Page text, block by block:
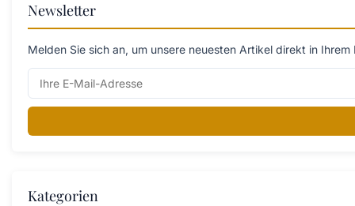
Newsletter
Melden Sie sich an, um unsere neuesten Artikel direkt in
Kategorien